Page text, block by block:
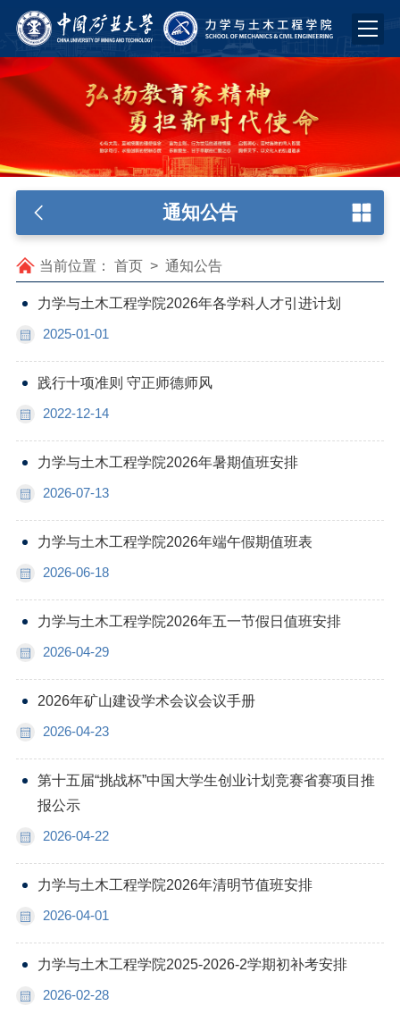
通知公告
当前位置： 首页> 通知公告
力学与土木工程学院2026年各学科人才引进计划
2025-01-01
践行十项准则 守正师德师风
2022-12-14
力学与土木工程学院2026年暑期值班安排
2026-07-13
力学与土木工程学院2026年端午假期值班表
2026-06-18
力学与土木工程学院2026年五一节假日值班安排
2026-04-29
2026年矿山建设学术会议会议手册
2026-04-23
第十五届“挑战杯”中国大学生创业计划竞赛省赛项目推
报公示
2026-04-22
力学与土木工程学院2026年清明节值班安排
2026-04-01
力学与土木工程学院2025-2026-2学期初补考安排
2026-02-28